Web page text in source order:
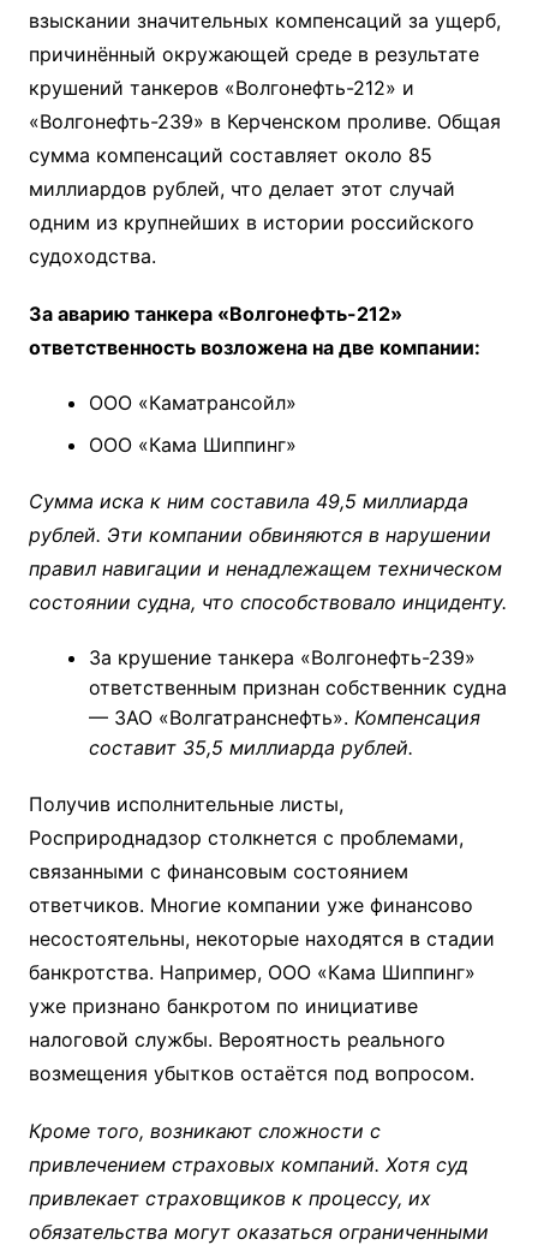
взыскании значительных компенсаций за ущерб,
причинённый окружающей среде в результате
крушений танкеров «Волгонефть-212» и
«Волгонефть-239» в Керченском проливе. Общая
сумма компенсаций составляет около 85
миллиардов рублей, что делает этот случай
одним из крупнейших в истории российского
судоходства.
За аварию танкера «Волгонефть-212»
ответственность возложена на две компании:
ООО «Каматрансойл»
ООО «Кама Шиппинг»
Сумма иска к ним составила 49,5 миллиарда
рублей. Эти компании обвиняются в нарушении
правил навигации и ненадлежащем техническом
состоянии судна, что способствовало инциденту.
За крушение танкера «Волгонефть-239»
ответственным признан собственник судна
— ЗАО «Волгатранснефть». Компенсация
составит 35,5 миллиарда рублей.
Получив исполнительные листы,
Росприроднадзор столкнется с проблемами,
связанными с финансовым состоянием
ответчиков. Многие компании уже финансово
несостоятельны, некоторые находятся в стадии
банкротства. Например, ООО «Кама Шиппинг»
уже признано банкротом по инициативе
налоговой службы. Вероятность реального
возмещения убытков остаётся под вопросом.
Кроме того, возникают сложности с
привлечением страховых компаний. Хотя суд
привлекает страховщиков к процессу, их
обязательства могут оказаться ограниченными